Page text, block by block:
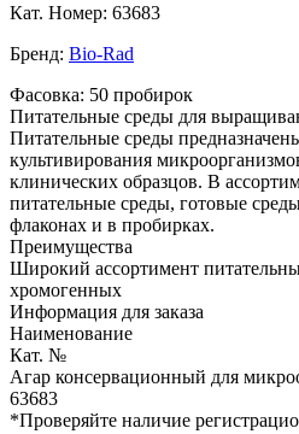
Кат. Номер: 63683
Бренд: Bio-Rad
Фасовка: 50 пробирок
Питательные среды для
Питательные среды
культивирования
клинических образцов. В
питательные среды, готовые
флаконах и в пробирках.
Преимущества
Широкий ассортимент
хромогенных
Информация для заказа
Наименование
Кат. №
Агар консервационный для
63683
*Проверяйте наличие